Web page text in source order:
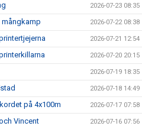
2026-07-23 08:35
2026-07-22 08:38
2026-07-21 12:54
2026-07-20 20:15
2026-07-19 18:35
2026-07-18 14:49
på 4x100m 2026-07-17 07:58
Vincent 2026-07-16 07:56